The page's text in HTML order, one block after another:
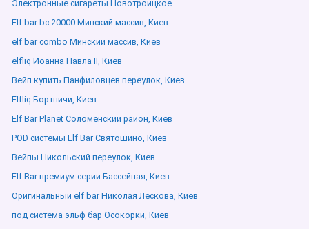
Электронные сигареты Новотроицкое
Elf bar bc 20000 Минский массив, Киев
elf bar combo Минский массив, Киев
elfliq Иоанна Павла ІІ, Киев
Вейп купить Панфиловцев переулок, Киев
Elfliq Бортничи, Киев
Elf Bar Planet Соломенский район, Киев
POD системы Elf Bar Святошино, Киев
Вейпы Никольский переулок, Киев
Elf Bar премиум серии Бассейная, Киев
Оригинальный elf bar Николая Лескова, Киев
под система эльф бар Осокорки, Киев